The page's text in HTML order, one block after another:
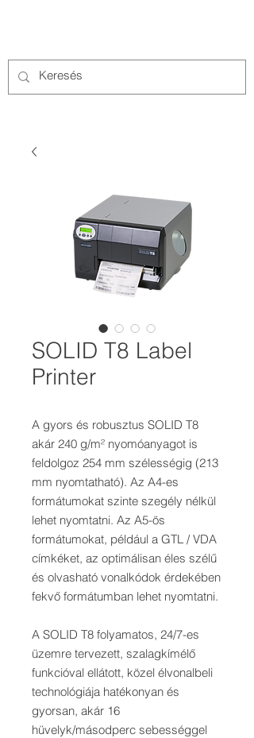
SOLID T8 Label
Printer
A gyors és robusztus SOLID T8
akár 240 g/m² nyomóanyagot is
feldolgoz 254 mm szélességig (213
mm nyomtatható). Az A4-es
formátumokat szinte szegély nélkül
lehet nyomtatni. Az A5-ös
formátumokat, például a GTL / VDA
címkéket, az optimálisan éles szélű
és olvasható vonalkódok érdekében
fekvő formátumban lehet nyomtatni.
A SOLID T8 folyamatos, 24/7-es
üzemre tervezett, szalagkímélő
funkcióval ellátott, közel élvonalbeli
technológiája hatékonyan és
gyorsan, akár 16
hüvelyk/másodperc sebességgel